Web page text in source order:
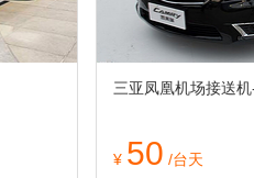
三亚凤凰机场接送
¥ 50 /台天